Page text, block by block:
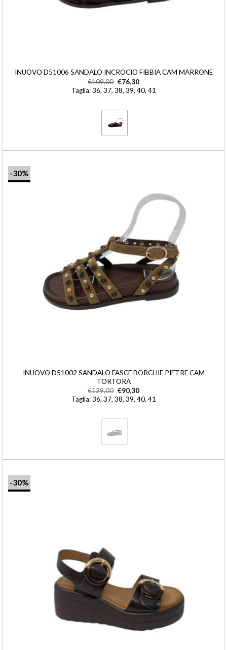
INUOVO D51006 SANDALO INCROCIO FIBBIA CAM MARRONE
€109,00 €76,30
Taglia: 36, 37, 38, 39, 40, 41
-30%
INUOVO D51002 SANDALO FASCE BORCHIE PIETRE CAM
TORTORA
€129,00 €90,30
Taglia: 36, 37, 38, 39, 40, 41
-30%